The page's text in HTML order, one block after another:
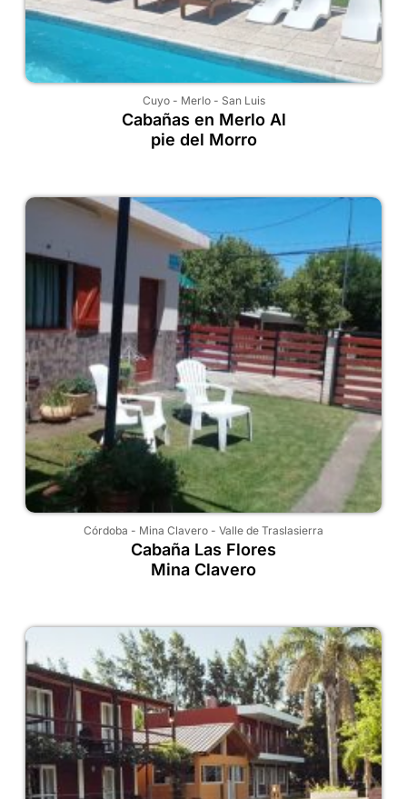
Cuyo- Merlo- San Luis
Cabañas en Merlo Al
pie del Morro
Córdoba - Mina Clavero - Valle de Traslasierra
Cabaña Las Flores
Mina Clavero